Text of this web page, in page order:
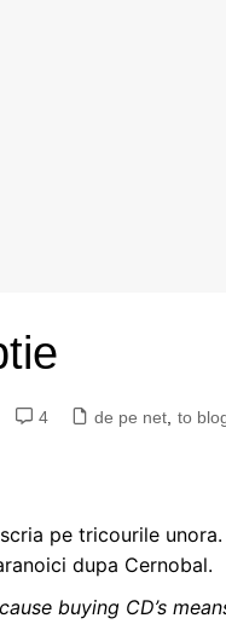
4 de pe net to
scria pe tricourile
dupa Cernobal.
buying CD’s